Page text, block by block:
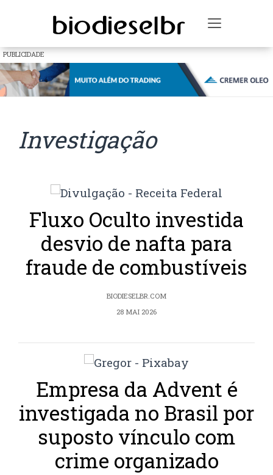
Toggle
PUBLICIDADE
Investigação
Fluxo Oculto investida
desvio de nafta para
fraude de combustíveis
BIODIESELBR.COM
28 MAI 2026
Empresa da Advent é
investigada no Brasil por
suposto vínculo com
crime organizado